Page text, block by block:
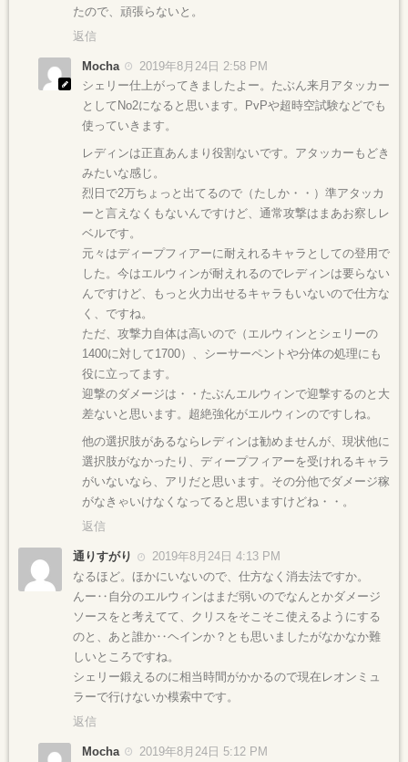
たので、頑張らないと。
返信
Mocha
2019年8月24日 2:58 PM
シェリー仕上がってきましたよー。たぶん来月アタッカー
としてNo2になると思います。PvPや超時空試験などでも
使っていきます。
レディンは正直あんまり役割ないです。アタッカーもどき
みたいな感じ。
烈日で2万ちょっと出てるので（たしか・・）準アタッカ
ーと言えなくもないんですけど、通常攻撃はまあお察しレ
ベルです。
元々はディープフィアーに耐えれるキャラとしての登用で
した。今はエルウィンが耐えれるのでレディンは要らない
んですけど、もっと火力出せるキャラもいないので仕方な
く、ですね。
ただ、攻撃力自体は高いので（エルウィンとシェリーの
1400に対して1700）、シーサーペントや分体の処理にも
役に立ってます。
迎撃のダメージは・・たぶんエルウィンで迎撃するのと大
差ないと思います。超絶強化がエルウィンのですしね。
他の選択肢があるならレディンは勧めませんが、現状他に
選択肢がなかったり、ディープフィアーを受けれるキャラ
がいないなら、アリだと思います。その分他でダメージ稼
がなきゃいけなくなってると思いますけどね・・。
返信
通りすがり
2019年8月24日 4:13 PM
なるほど。ほかにいないので、仕方なく消去法ですか。
んー‥自分のエルウィンはまだ弱いのでなんとかダメージ
ソースをと考えてて、クリスをそこそこ使えるようにする
のと、あと誰か‥ヘインか？とも思いましたがなかなか難
しいところですね。
シェリー鍛えるのに相当時間がかかるので現在レオンミュ
ラーで行けないか模索中です。
返信
Mocha
2019年8月24日 5:12 PM